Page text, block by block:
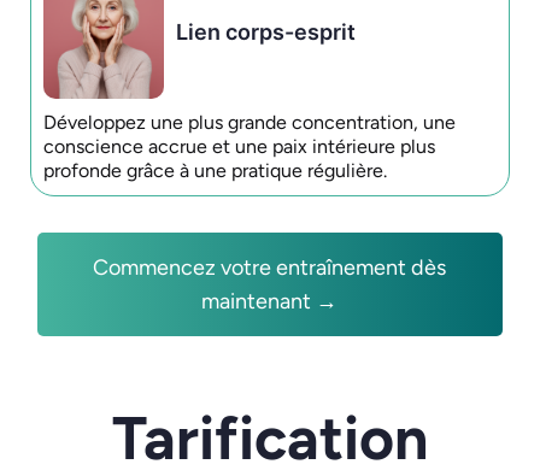
Commencez votre entraînement dès
maintenant →
Lien corps-esprit
Développez une plus grande concentration, une
conscience accrue et une paix intérieure plus
profonde grâce à une pratique régulière.
Tarification